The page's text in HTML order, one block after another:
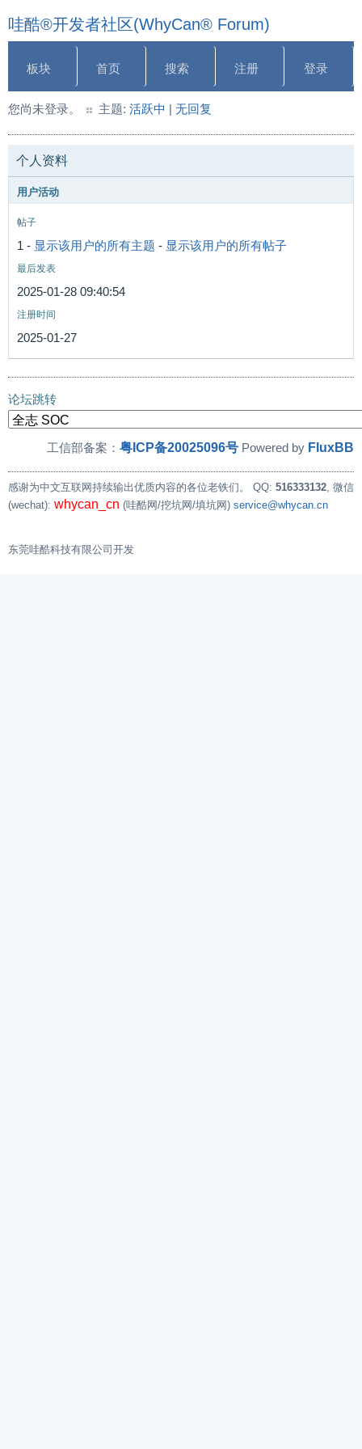
哇酷®开发者社区(WhyCan® Forum)
板块 首页 搜索 注册 登录
您尚未登录。 主题: 活跃中 | 无回复
个人资料
用户活动
帖子
1 - 显示该用户的所有主题 - 显示该用户的所有帖子
最后发表
2025-01-28 09:40:54
注册时间
2025-01-27
论坛跳转
工信部备案： 粤ICP备20025096号 Powered by FluxBB
感谢为中文互联网持续输出优质内容的各位老铁们。 QQ: 516333132, 微信
(wechat): whycan_cn (哇酷网/挖坑网/填坑网) service@whycan.cn
东莞哇酷科技有限公司开发